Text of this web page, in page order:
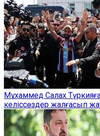
Мұхаммед Салах
келіссөздер жалғасып